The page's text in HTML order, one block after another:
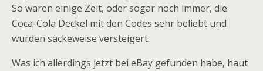
So waren einige Zeit, oder sogar noch immer, die
Coca-Cola Deckel mit den Codes sehr beliebt und
wurden säckeweise versteigert.
Was ich allerdings jetzt bei eBay gefunden habe, haut